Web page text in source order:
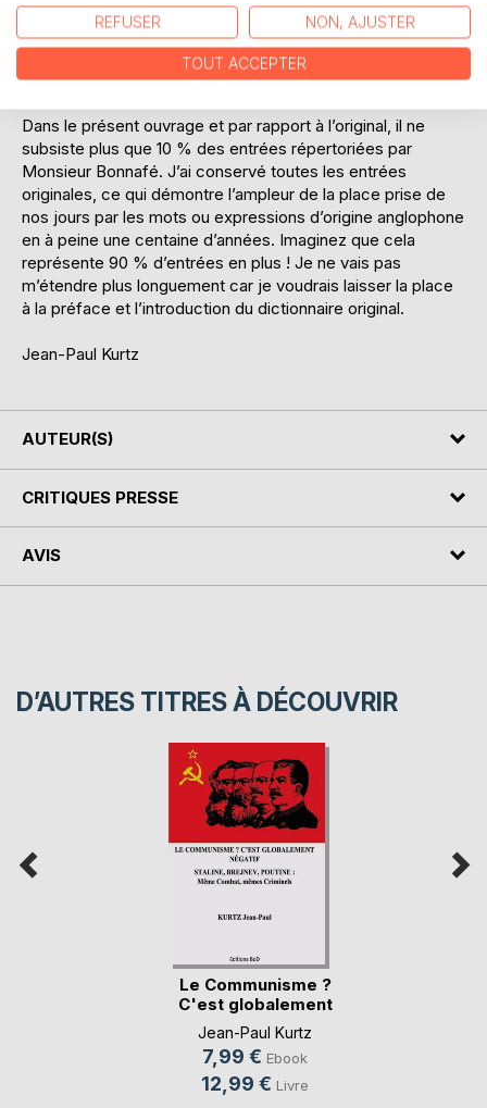
Dictionnaire Etymologique des Aglicismes et des
Américanismes, Américanismes et autres termes anglaus
actuellement en usage dans la langue française.
Dans le présent ouvrage et par rapport à l’original, il ne
subsiste plus que 10 % des entrées répertoriées par
Monsieur Bonnafé. J’ai conservé toutes les entrées
originales, ce qui démontre l’ampleur de la place prise de
nos jours par les mots ou expressions d’origine anglophone
en à peine une centaine d’années. Imaginez que cela
représente 90 % d’entrées en plus ! Je ne vais pas
m’étendre plus longuement car je voudrais laisser la place
à la préface et l’introduction du dictionnaire original.
Jean-Paul Kurtz
AUTEUR(S)
CRITIQUES PRESSE
AVIS
D’AUTRES TITRES À DÉCOUVRIR
Le Communisme ?
C'est globalement
(...)
Jean-Paul Kurtz
7,99 € Ebook
12,99 € Livre
REFUSER NON, AJUSTER
TOUT ACCEPTER